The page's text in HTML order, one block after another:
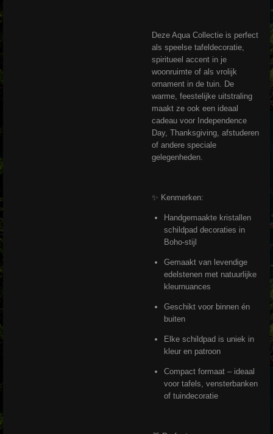
Deze Aqua Collectie is perfect
als speelse tafeldecoratie,
spiritueel accent in je
woonruimte of als vrolijk
ornament in de tuin. De
warme, feestelijke uitstraling
maakt ze ook een ideaal
cadeau voor Independence
Day, Thanksgiving, afstuderen
of andere speciale
gelegenheden.
✨ Kenmerken:
Handgemaakte kristallen
schildpad decoraties in
Boho-stijl
Gemaakt van levendige
edelstenen met natuurlijke
kleurnuances
Geschikt voor binnen én
buiten
Elke schildpad is uniek in
kleur en patroon
Compact formaat – ideaal
voor tafels, vensterbanken
of tuindecoratie